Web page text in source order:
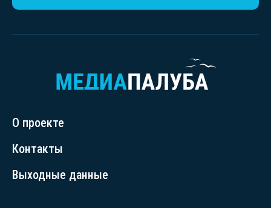
О проекте
Контакты
Выходные данные